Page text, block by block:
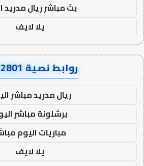
بث مباشر ريال مدريد
يلا لايف
روابط نصية AA32801
ريال مدريد مباشر
برشلونة مباشر
مباريات اليوم
يلا لايف